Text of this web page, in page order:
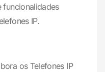
funcionalidades
IP.
os Telefones IP